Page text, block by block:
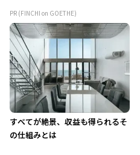
PR (FINCHI on GOETHE)
すべてが絶景、収益も得られるそ
の仕組みとは